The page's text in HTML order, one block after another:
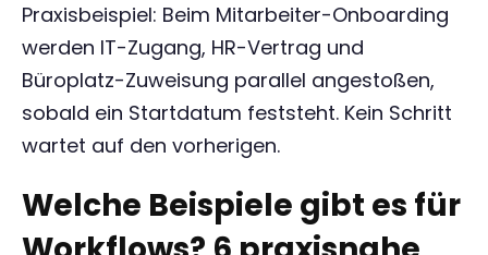
Praxisbeispiel: Beim Mitarbeiter-Onboarding
werden IT-Zugang, HR-Vertrag und
Büroplatz-Zuweisung parallel angestoßen,
sobald ein Startdatum feststeht. Kein Schritt
wartet auf den vorherigen.
Welche Beispiele gibt es für